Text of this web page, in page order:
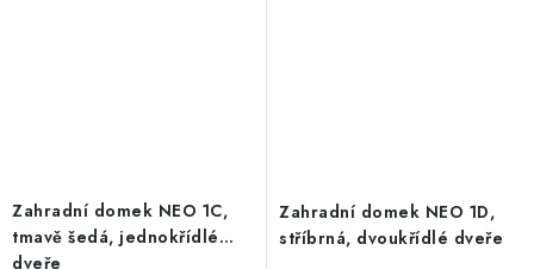
Zahradní domek NEO 1C,
tmavě šedá, jednokřídlé
dveře
Zahradní domek NEO 1D,
stříbrná, dvoukřídlé dveře